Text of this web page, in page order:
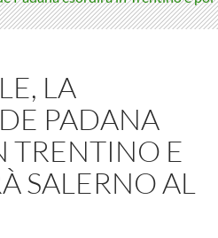
LA
PADANA
TRENTINO E
SALERNO AL